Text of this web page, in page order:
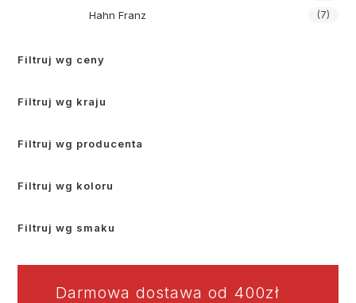
Hahn Franz (7)
Filtruj wg ceny
Filtruj wg kraju
Filtruj wg producenta
Filtruj wg koloru
Filtruj wg smaku
Darmowa dostawa od 400zł